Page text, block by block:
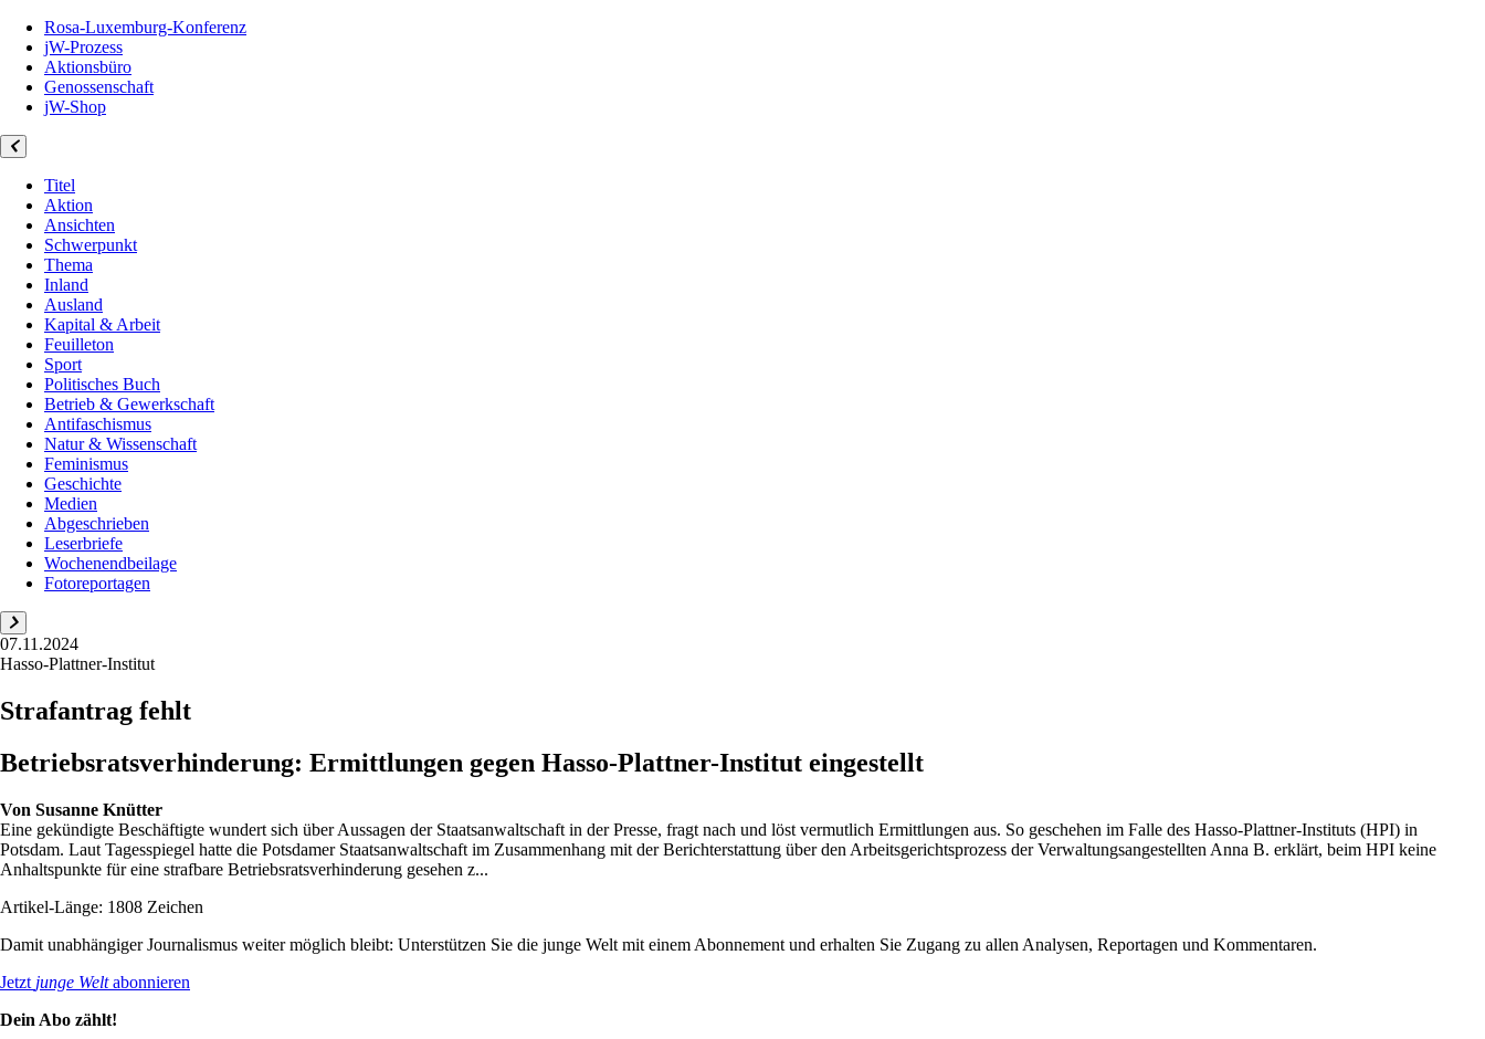
Rosa-Luxemburg-Konferenz
jW-Prozess
Aktionsbüro
Genossenschaft
jW-Shop
Titel
Aktion
Ansichten
Schwerpunkt
Thema
Inland
Ausland
Kapital & Arbeit
Feuilleton
Sport
Politisches Buch
Betrieb & Gewerkschaft
Antifaschismus
Natur & Wissenschaft
Feminismus
Geschichte
Medien
Abgeschrieben
Leserbriefe
Wochenendbeilage
Fotoreportagen
07.11.2024
Hasso-Plattner-Institut
Strafantrag fehlt
Betriebsratsverhinderung: Ermittlungen gegen Hasso-Plattner-Institut eingestellt
Von Susanne Knütter
Eine gekündigte Beschäftigte wundert sich über Aussagen der Staatsanwaltschaft in der Presse, fragt nach und löst vermutlich Ermittlungen aus. So geschehen im Falle des Hasso-Plattner-Instituts (HPI) in
Potsdam. Laut Tagesspiegel hatte die Potsdamer Staatsanwaltschaft im Zusammenhang mit der Berichterstattung über den Arbeitsgerichtsprozess der Verwaltungsangestellten Anna B. erklärt, beim HPI keine
Anhaltspunkte für eine strafbare Betriebsratsverhinderung gesehen z...
Artikel-Länge: 1808 Zeichen
Damit unabhängiger Journalismus weiter möglich bleibt: Unterstützen Sie die junge Welt mit einem Abonnement und erhalten Sie Zugang zu allen Analysen, Reportagen und Kommentaren.
Jetzt junge Weltabonnieren
Dein Abo zählt!